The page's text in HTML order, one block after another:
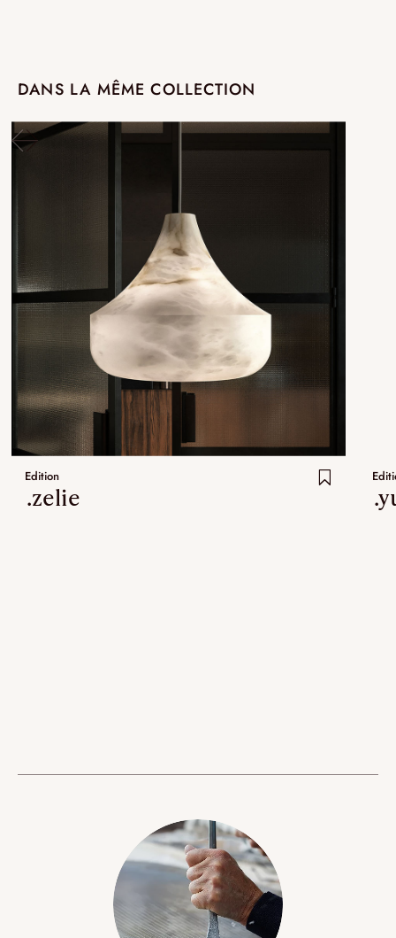
DANS LA MÊME COLLECTION
Edition
.zelie